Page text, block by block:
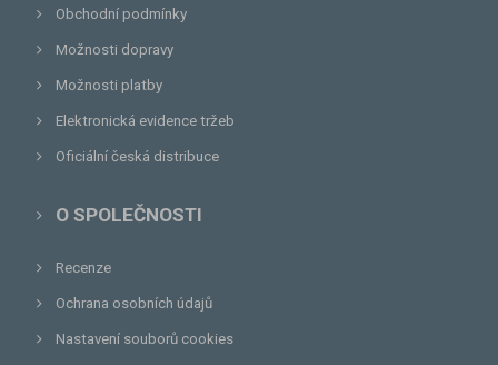
Obchodní podmínky
Možnosti dopravy
Možnosti platby
Elektronická evidence tržeb
Oficiální česká distribuce
O SPOLEČNOSTI
Recenze
Ochrana osobních údajů
Nastavení souborů cookies